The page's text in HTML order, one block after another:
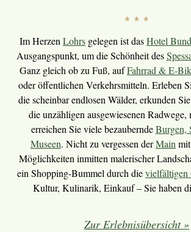
Im Herzen Lohrs gelegen ist dasHotel
Ausgangspunkt, um die Schönheit des
Ganz gleich ob zu Fuß, aufFahrrad & E-
oder öffentlichen Verkehrsmitteln. Erleben
die scheinbar endlosen Wälder, erkunden
die unzähligen ausgewiesenen Radwege,
erreichen Sie viele bezauberndeBurgen,
Museen. Nicht zu vergessen derMain
Möglichkeiten inmitten malerischer
ein Shopping-Bummel durch dievielfältigen
Kultur, Kulinarik, Einkauf – Sie haben
Zur Erlebnisübersicht »